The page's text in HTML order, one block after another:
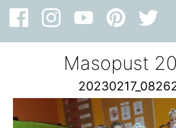
Masopust